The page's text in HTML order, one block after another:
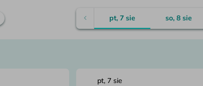
pt, 7 sie so, 8 sie
pt, 7 sie